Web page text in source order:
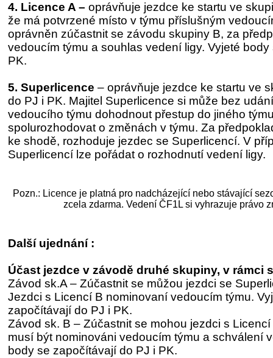
4. Licence A – oprávňuje jezdce ke startu ve
že má potvrzené místo v týmu příslušným
oprávněn zúčastnit se závodu skupiny B, za
vedoucím týmu a souhlas vedení ligy. Vyjeté
PK.
5. Superlicence – oprávňuje jezdce ke startu ve
do PJ i PK. Majitel Superlicence si může bez
vedoucího týmu dohodnout přestup do jiného
spolurozhodovat o změnách v týmu. Za
ke shodě, rozhoduje jezdec se Superlicencí. V
Superlicencí lze pořádat o rozhodnutí vedení ligy.
Pozn.: Licence je platná pro nadcházející nebo stávající
zcela zdarma. Vedení ČF1L si vyhrazuje právo
Další ujednání :
Účast jezdce v závodě druhé skupiny, v rámci
Závod sk.A – Zúčastnit se můžou jezdci se
Jezdci s Licencí B nominovaní vedoucím týmu.
započítávají do PJ i PK.
Závod sk. B – Zúčastnit se mohou jezdci s
musí být nominováni vedoucím týmu a schválení
body se započítávají do PJ i PK.